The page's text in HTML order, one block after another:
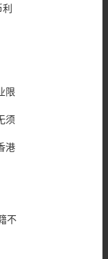
限
须
港
不